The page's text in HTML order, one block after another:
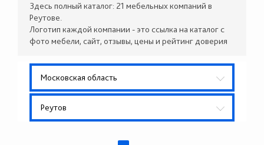
Здесь полный каталог: 21 мебельных компаний в
Реутове.
Логотип каждой компании - это ссылка на каталог с
фото мебели, сайт, отзывы, цены и рейтинг доверия
Московская область
Реутов